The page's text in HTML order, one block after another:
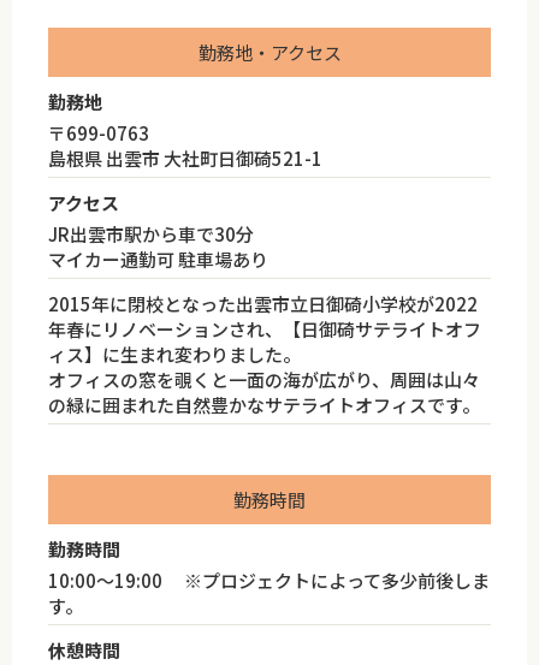
勤務地・アクセス
勤務地
〒699-0763
島根県 出雲市 大社町日御碕521-1
アクセス
JR出雲市駅から車で30分
マイカー通勤可 駐車場あり
2015年に閉校となった出雲市立日御碕小学校が2022
年春にリノベーションされ、【日御碕サテライトオフ
ィス】に生まれ変わりました。
オフィスの窓を覗くと一面の海が広がり、周囲は山々
の緑に囲まれた自然豊かなサテライトオフィスです。
勤務時間
勤務時間
10:00～19:00 ※プロジェクトによって多少前後しま
す。
休憩時間